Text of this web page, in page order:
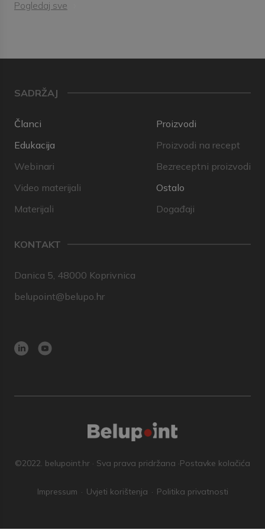
Pogledaj sve
SADRŽAJ
Članci
Edukacija
Webinari
Video materijali
Materijali
Proizvodi
Proizvodi na recept
Bezreceptni proizvodi
Ostalo
Događaji
KONTAKT
Danica 5, 48000 Koprivnica
belupoint@belupo.hr
©2022. belupoint.hr · Sva prava pridržana ·Postavke kolačića
Impressum Uvjeti korištenja Politika privatnosti